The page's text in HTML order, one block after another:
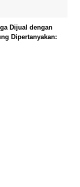
Dijual dengan
Dipertanyakan: